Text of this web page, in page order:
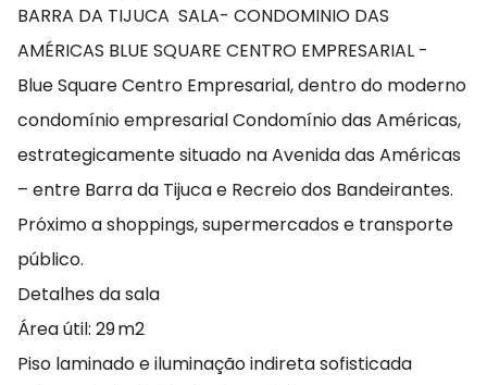
BARRA DA TIJUCA SALA- CONDOMINIO DAS
AMÉRICAS BLUE SQUARE CENTRO EMPRESARIAL -
Blue Square Centro Empresarial, dentro do moderno
condomínio empresarial Condomínio das Américas,
estrategicamente situado na Avenida das Américas
– entre Barra da Tijuca e Recreio dos Bandeirantes.
Próximo a shoppings, supermercados e transporte
público.
Detalhes da sala
Área útil: 29 m2
Piso laminado e iluminação indireta sofisticada